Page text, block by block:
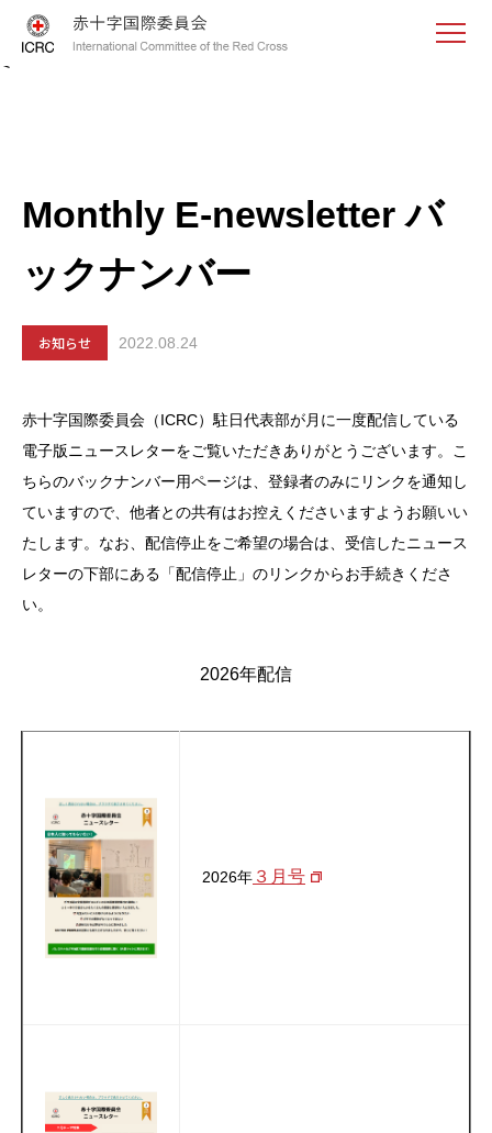
<
Monthly E-newsletter バ
ックナンバー
お知らせ 2022.08.24
赤十字国際委員会（ICRC）駐日代表部が月に一度配信している
電子版ニュースレターをご覧いただきありがとうございます。こ
ちらのバックナンバー用ページは、登録者のみにリンクを通知し
ていますので、他者との共有はお控えくださいますようお願いい
たします。なお、配信停止をご希望の場合は、受信したニュース
レターの下部にある「配信停止」のリンクからお手続きくださ
い。
2026年配信
2026年 ３月号